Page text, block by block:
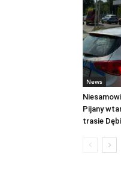
News
Pijany
trasie